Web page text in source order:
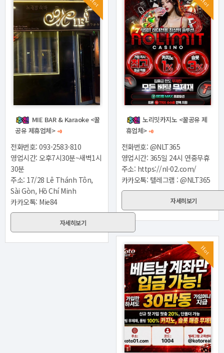
MIE BAR & Karaoke <꿀
공유 제휴업체> +0
전화번호: 093-2583-810
영업시간: 오후7시30분~새벽1시
30분
주소: 17/28 Lê Thánh Tôn,
Sài Gòn, Hồ Chí Minh
카카오톡: Mie84
자세히보기
노리밋카지노 <꿀공유 제
휴업체> +0
전화번호: @NLT365
영업시간: 365일 24시 연중무휴
주소: https://nl-02.com/
카카오톡: 텔레그램 : @NLT365
자세히보기
Hot